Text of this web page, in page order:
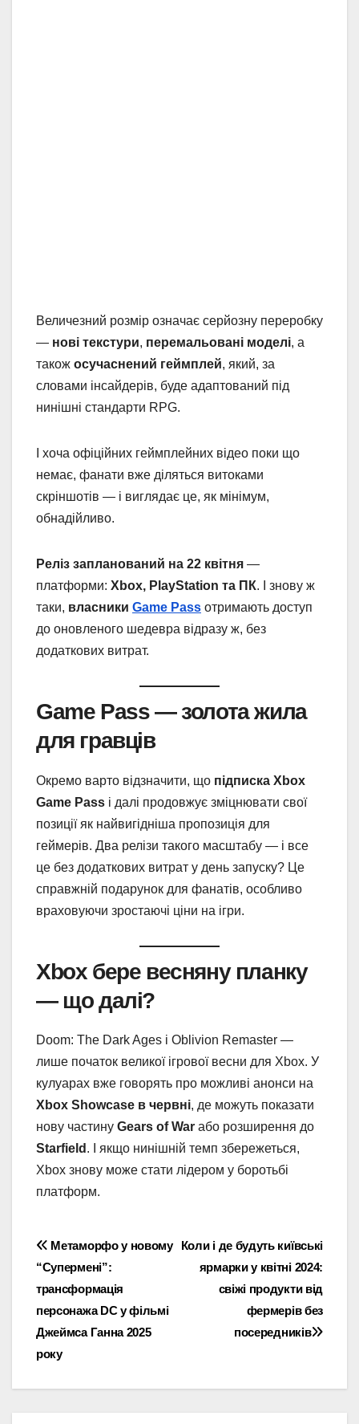
Величезний розмір означає серйозну переробку
— нові текстури, перемальовані моделі, а
також осучаснений геймплей, який, за
словами інсайдерів, буде адаптований під
нинішні стандарти RPG.
І хоча офіційних геймплейних відео поки що
немає, фанати вже діляться витоками
скріншотів — і виглядає це, як мінімум,
обнадійливо.
Реліз запланований на 22 квітня —
платформи: Xbox, PlayStation та ПК. І знову ж
таки, власники Game Pass отримають доступ
до оновленого шедевра відразу ж, без
додаткових витрат.
Game Pass — золота жила
для гравців
Окремо варто відзначити, що підписка Xbox
Game Pass і далі продовжує зміцнювати свої
позиції як найвигідніша пропозиція для
геймерів. Два релізи такого масштабу — і все
це без додаткових витрат у день запуску? Це
справжній подарунок для фанатів, особливо
враховуючи зростаючі ціни на ігри.
Xbox бере весняну планку
— що далі?
Doom: The Dark Ages і Oblivion Remaster —
лише початок великої ігрової весни для Xbox. У
кулуарах вже говорять про можливі анонси на
Xbox Showcase в червні, де можуть показати
нову частину Gears of War або розширення до
Starfield . І якщо нинішній темп збережеться,
Xbox знову може стати лідером у боротьбі
платформ.
Навігація
записів
Коли і де будуть київські
ярмарки у квітні 2024:
свіжі продукти від
фермерів без
посередників
Метаморфо у новому
“Супермені”:
трансформація
персонажа DC у фільмі
Джеймса Ганна 2025
року